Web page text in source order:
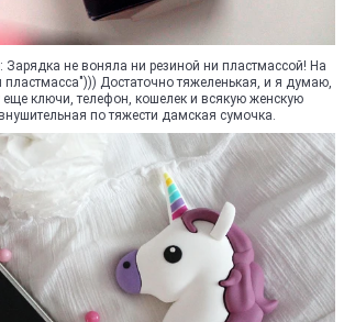
Зарядка не воняла ни резиной ни пластмассой! На
пластмасса"))) Достаточно тяжеленькая, и я думаю,
ключи, телефон, кошелек и всякую женскую
по тяжести дамская сумочка.